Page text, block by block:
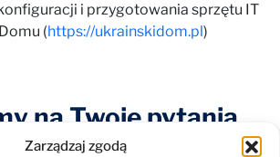
Zarządzaj zgodą
i przygotowania sprzętu IT
(https://ukrainskidom.pl)
na Twoje pytania